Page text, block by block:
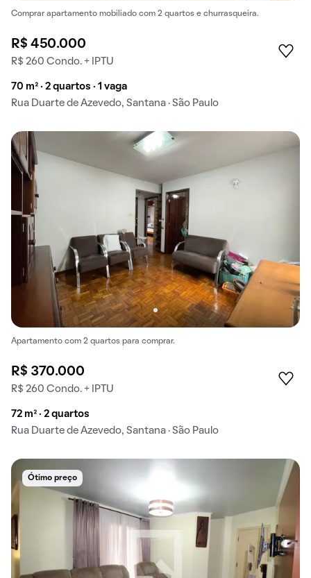
Comprar apartamento mobiliado com 2 quartos e churrasqueira.
R$ 450.000
R$ 260 Condo. + IPTU
70 m² · 2 quartos · 1 vaga
Rua Duarte de Azevedo, Santana · São Paulo
Apartamento com 2 quartos para comprar.
R$ 370.000
R$ 260 Condo. + IPTU
72 m² · 2 quartos
Rua Duarte de Azevedo, Santana · São Paulo
Ótimo preço